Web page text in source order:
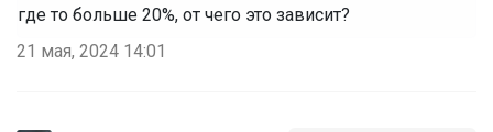
где то больше 20%, от чего это зависит?
21 мая, 2024 14:01